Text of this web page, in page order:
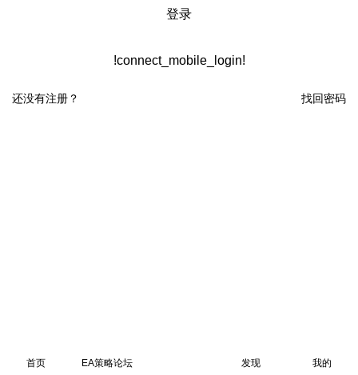
登录
!connect_mobile_login!
找回密码
还没有注册？
首页 EA策略论坛 发现 我的